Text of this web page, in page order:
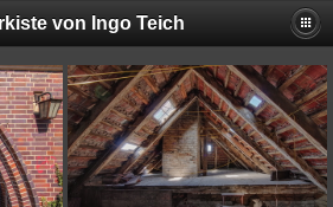
von Ingo Teich